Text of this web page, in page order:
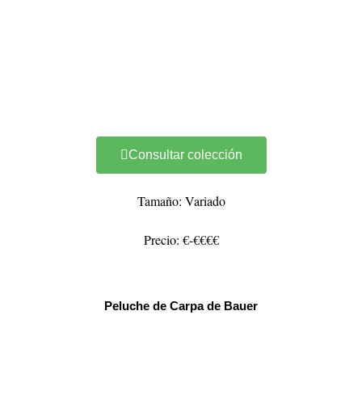
Consultar colección
Tamaño: Variado
Precio: €-€€€€
Peluche de Carpa de Bauer